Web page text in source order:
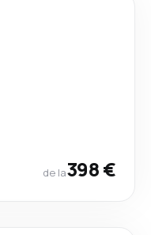
de la398 €